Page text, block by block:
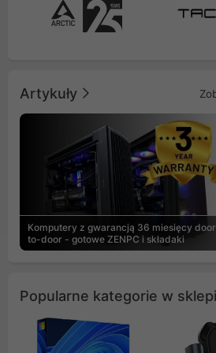
Artykuły
Komputery z gwarancją 36 miesięcy
to-door - gotowe ZENPC i składaki
Popularne kategorie w